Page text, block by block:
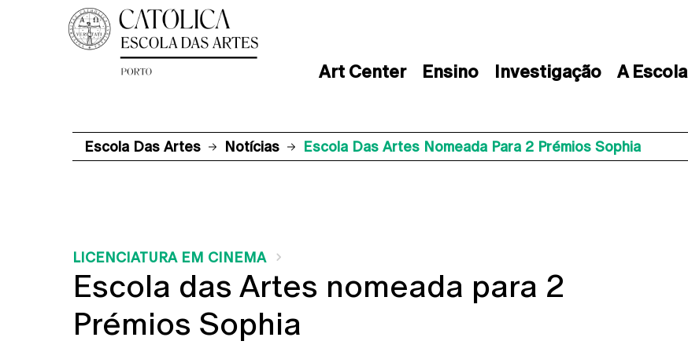
Art Center Ensino Investigação A Escola
Escola Das Artes Notícias Escola Das Artes Nomeada Para 2 Prémios Sophia
LICENCIATURA EM CINEMA
Escola das Artes nomeada para 2
Prémios Sophia